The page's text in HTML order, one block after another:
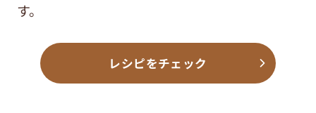
す。
レシピをチェック